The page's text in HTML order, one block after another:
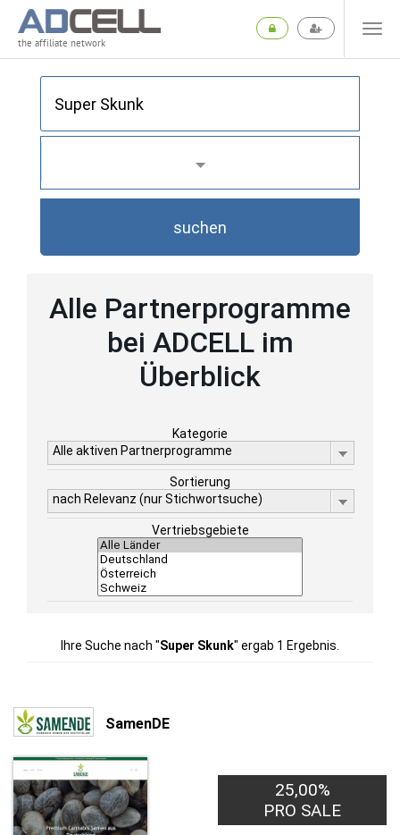
the affiliate network
suchen
Alle Partnerprogramme
bei ADCELL im
Überblick
Kategorie
Alle aktiven Partnerprogramme
Sortierung
nach Relevanz (nur Stichwortsuche)
Vertriebsgebiete
Ihre Suche nach "Super Skunk" ergab 1 Ergebnis.
SamenDE
25,00%
PRO SALE